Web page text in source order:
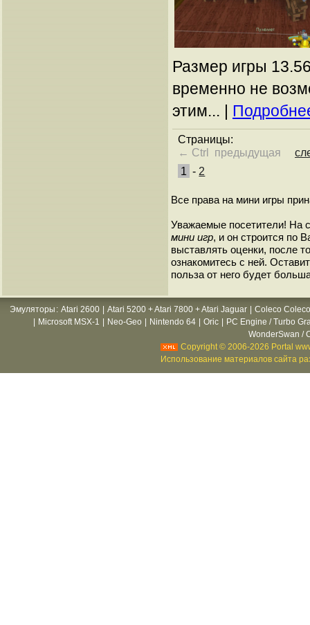
Размер игры
временно не
этим... |
Страницы:
← Ctrl предыдущая
1 - 2
Все права на мини игры
Уважаемые посетители! На
мини игр, и он строится по
выставлять оценки, после
ознакомитесь с ней.
польза от него будет
Эмуляторы : Atari 2600 Atari 5200 + Atari 7800 + Atari Jaguar
Coleco
Microsoft MSX-1 Neo-Geo Nintendo 64 Oric
PC Engine / Turbo
WonderSwan /
Copyright © 2006-2026 Portal
Использование материалов сайта